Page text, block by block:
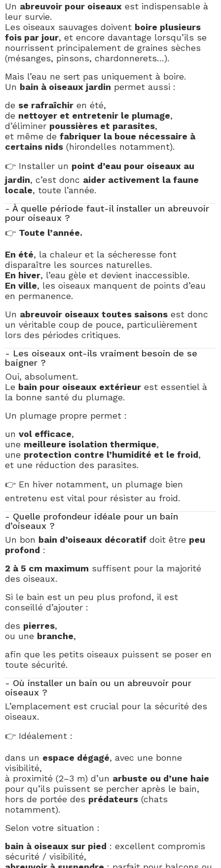
Un abreuvoir pour oiseaux est indispensable à
leur survie.
Les oiseaux sauvages doivent boire plusieurs
fois par jour, et encore davantage lorsqu’ils se
nourrissent principalement de graines sèches
(mésanges, pinsons, chardonnerets…).
Mais l’eau ne sert pas uniquement à boire.
Un bain à oiseaux jardin permet aussi :
de se rafraîchir en été,
de nettoyer et entretenir le plumage,
d’éliminer poussières et parasites,
et même de fabriquer la boue nécessaire à
certains nids (hirondelles notamment).
👉 Installer un point d’eau pour oiseaux au
jardin, c’est donc aider activement la faune
locale, toute l’année.
- À quelle période faut-il installer un abreuvoir
pour oiseaux ?
👉 Toute l’année.
En été, la chaleur et la sécheresse font
disparaître les sources naturelles.
En hiver, l’eau gèle et devient inaccessible.
En ville, les oiseaux manquent de points d’eau
en permanence.
Un abreuvoir oiseaux toutes saisons est donc
un véritable coup de pouce, particulièrement
lors des périodes critiques.
- Les oiseaux ont-ils vraiment besoin de se
baigner ?
Oui, absolument.
Le bain pour oiseaux extérieur est essentiel à
la bonne santé du plumage.
Un plumage propre permet :
un vol efficace,
une meilleure isolation thermique,
une protection contre l’humidité et le froid,
et une réduction des parasites.
👉 En hiver notamment, un plumage bien
entretenu est vital pour résister au froid.
- Quelle profondeur idéale pour un bain
d’oiseaux ?
Un bon bain d’oiseaux décoratif doit être peu
profond :
2 à 5 cm maximum suffisent pour la majorité
des oiseaux.
Si le bain est un peu plus profond, il est
conseillé d’ajouter :
des pierres,
ou une branche,
afin que les petits oiseaux puissent se poser en
toute sécurité.
- Où installer un bain ou un abreuvoir pour
oiseaux ?
L’emplacement est crucial pour la sécurité des
oiseaux.
👉 Idéalement :
dans un espace dégagé, avec une bonne
visibilité,
à proximité (2–3 m) d’un arbuste ou d’une haie
pour qu’ils puissent se percher après le bain,
hors de portée des prédateurs (chats
notamment).
Selon votre situation :
bain à oiseaux sur pied : excellent compromis
sécurité / visibilité,